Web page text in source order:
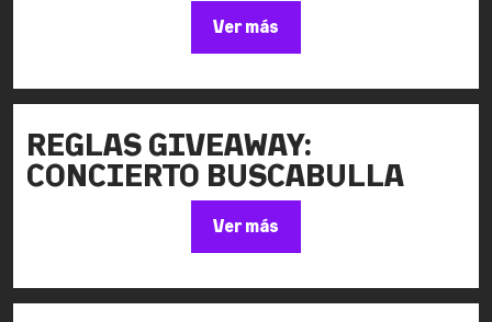
Ver más
REGLAS GIVEAWAY:
CONCIERTO BUSCABULLA
Ver más